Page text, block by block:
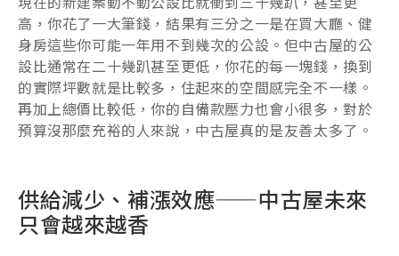
高，你花了一大筆錢，結果有三分之一是在買大廳、健
身房這些你可能一年用不到幾次的公設。但中古屋的公
設比通常在二十幾趴甚至更低，你花的每一塊錢，換到
的實際坪數就是比較多，住起來的空間感完全不一樣。
再加上總價比較低，你的自備款壓力也會小很多，對於
預算沒那麼充裕的人來說，中古屋真的是友善太多了。
供給減少、補漲效應——中古屋未來
只會越來越香